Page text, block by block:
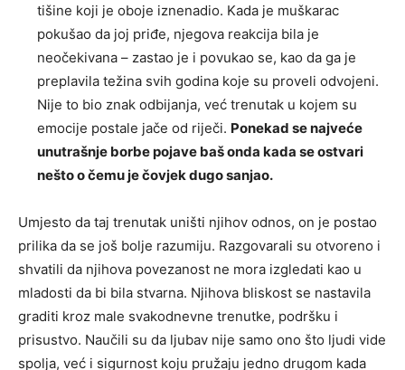
tišine koji je oboje iznenadio. Kada je muškarac
pokušao da joj priđe, njegova reakcija bila je
neočekivana – zastao je i povukao se, kao da ga je
preplavila težina svih godina koje su proveli odvojeni.
Nije to bio znak odbijanja, već trenutak u kojem su
emocije postale jače od riječi. Ponekad se najveće
unutrašnje borbe pojave baš onda kada se ostvari
nešto o čemu je čovjek dugo sanjao.
Umjesto da taj trenutak uništi njihov odnos, on je postao
prilika da se još bolje razumiju. Razgovarali su otvoreno i
shvatili da njihova povezanost ne mora izgledati kao u
mladosti da bi bila stvarna. Njihova bliskost se nastavila
graditi kroz male svakodnevne trenutke, podršku i
prisustvo. Naučili su da ljubav nije samo ono što ljudi vide
spolja, već i sigurnost koju pružaju jedno drugom kada